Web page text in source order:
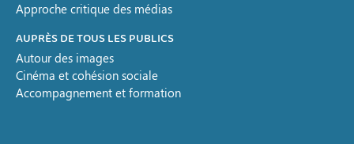
Approche critique des médias
AUPRÈS DE TOUS LES PUBLICS
Autour des images
Cinéma et cohésion sociale
Accompagnement et formation